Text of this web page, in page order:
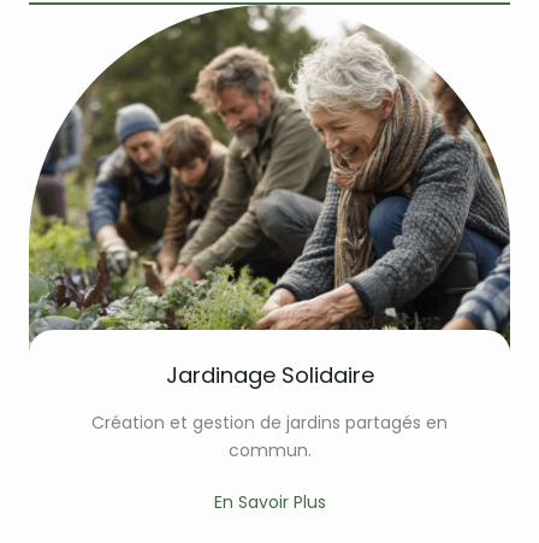
Jardinage Solidaire
Création et gestion de jardins partagés en
commun.
En Savoir Plus